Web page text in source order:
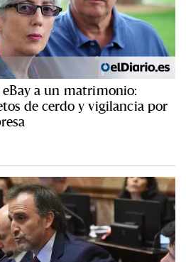
a un matrimonio:
de cerdo y vigilancia por